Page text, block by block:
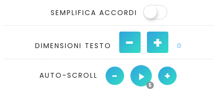
SEMPLIFICA ACCORDI
DIMENSIONI TESTO - + 0
AUTO-SCROLL - +